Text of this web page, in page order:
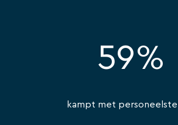
59%
kampt met